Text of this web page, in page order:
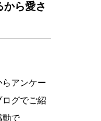
から愛さ
アンケー
ログでご紹
動で